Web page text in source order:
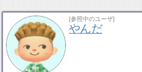
[参照中のユーザ]
やんだ